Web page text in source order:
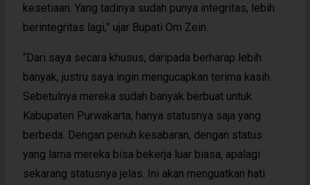
kesetiaan. Yang tadinya sudah punya integritas, lebih
berintegritas lagi,” ujar Bupati Om Zein.
“Dari saya secara khusus, daripada berharap lebih
banyak, justru saya ingin mengucapkan terima kasih.
Sebetulnya mereka sudah banyak berbuat untuk
Kabupaten Purwakarta, hanya statusnya saja yang
berbeda. Dengan penuh kesabaran, dengan status
yang lama mereka bisa bekerja luar biasa, apalagi
sekarang statusnya jelas. Ini akan menguatkan hati